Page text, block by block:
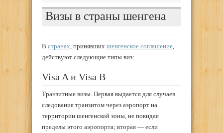
Визы в страны шенгена
В странах , принявших шенгенское соглашение
действуют следующие типы виз:
Visa A и Visa B
Транзитные визы. Первая выдается для случаев
следования транзитом через аэропорт на
территории шенгенской зоны, не покидая
пределы этого аэропорта; вторая — если